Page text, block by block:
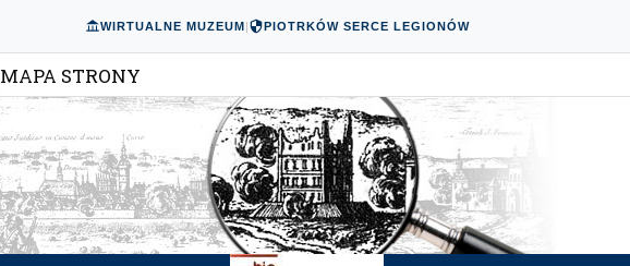
WIRTUALNE MUZEUM| PIOTRKÓW SERCE LEGIONÓW
MAPA STRONY